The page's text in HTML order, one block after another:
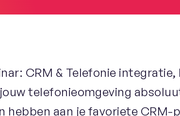
CRM & Telefonie integratie,
telefonieomgeving
hebben aan je favoriete CRM-